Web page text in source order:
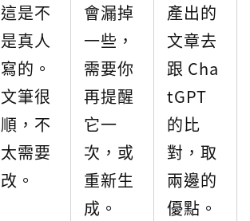
這是不
是真人
寫的。
文筆很
順，不
太需要
改。
會漏掉
一些，
需要你
再提醒
它一
次，或
重新生
成。
產出的
文章去
跟 Cha
tGPT
的比
對，取
兩邊的
優點。